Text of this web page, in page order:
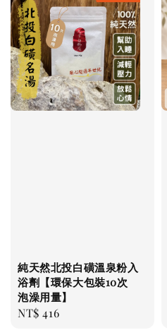
純天然北投白磺溫泉粉入
浴劑【環保大包裝10次
泡澡用量】
Regular
NT$ 416